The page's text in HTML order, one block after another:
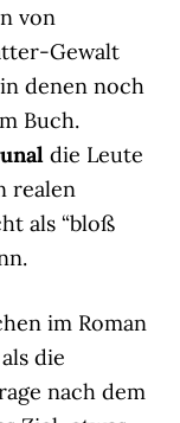
von
Gewalt
denen noch
Buch.
die Leute
realen
als “bloß
im Roman
die
nach dem